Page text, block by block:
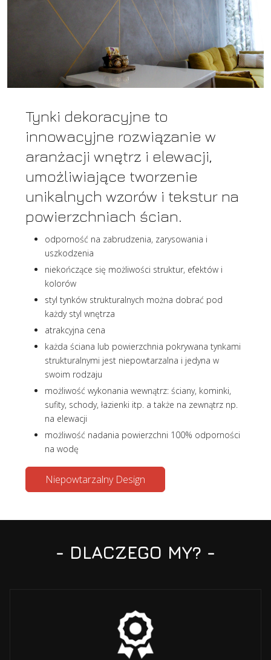
Tynki dekoracyjne to
innowacyjne rozwiązanie w
aranżacji wnętrz i elewacji,
umożliwiające tworzenie
unikalnych wzorów i tekstur na
powierzchniach ścian.
odporność na zabrudzenia, zarysowania i
uszkodzenia
niekończące się możliwości struktur, efektów i
kolorów
styl tynków strukturalnych można dobrać pod
każdy styl wnętrza
atrakcyjna cena
każda ściana lub powierzchnia pokrywana tynkami
strukturalnymi jest niepowtarzalna i jedyna w
swoim rodzaju
możliwość wykonania wewnątrz: ściany, kominki,
sufity, schody, łazienki itp. a także na zewnątrz np.
na elewacji
możliwość nadania powierzchni 100% odporności
na wodę
Niepowtarzalny Design
- DLACZEGO MY? -